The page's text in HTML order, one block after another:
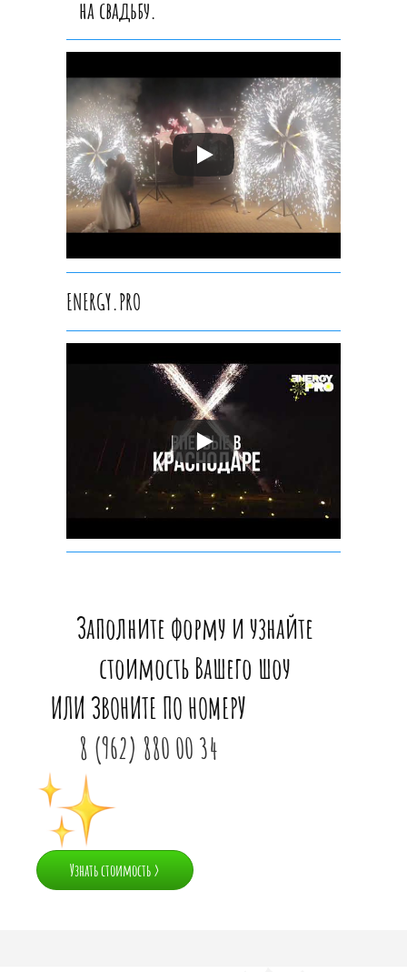
на свадьбу.
ENERGY.PRO
Заполните форму и узнайте
стоимость Вашего шоу
ИЛИ ЗВОНИТЕ ПО НОМЕРУ
8 (962) 880 00 34
Узнать стоимость >